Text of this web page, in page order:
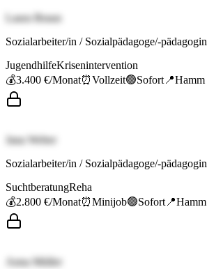
Laura Braun
Sozialarbeiter/in / Sozialpädagoge/-pädagogin
JugendhilfeKrisenintervention
💰3.400 €/Monat⏰Vollzeit🟢Sofort 📍Hamm
Jana Weber
Sozialarbeiter/in / Sozialpädagoge/-pädagogin
SuchtberatungReha
💰2.800 €/Monat⏰Minijob🟢Sofort 📍Hamm
Anna Müller